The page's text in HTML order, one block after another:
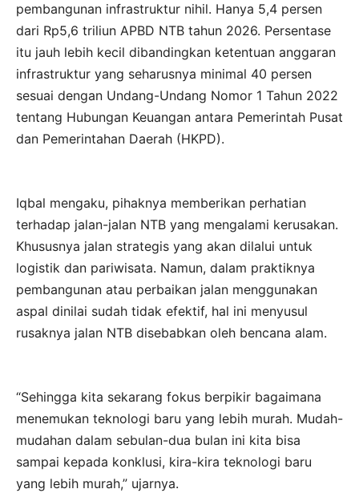
pembangunan infrastruktur nihil. Hanya 5,4 persen
dari Rp5,6 triliun APBD NTB tahun 2026. Persentase
itu jauh lebih kecil dibandingkan ketentuan anggaran
infrastruktur yang seharusnya minimal 40 persen
sesuai dengan Undang-Undang Nomor 1 Tahun 2022
tentang Hubungan Keuangan antara Pemerintah Pusat
dan Pemerintahan Daerah (HKPD).
Iqbal mengaku, pihaknya memberikan perhatian
terhadap jalan-jalan NTB yang mengalami kerusakan.
Khususnya jalan strategis yang akan dilalui untuk
logistik dan pariwisata. Namun, dalam praktiknya
pembangunan atau perbaikan jalan menggunakan
aspal dinilai sudah tidak efektif, hal ini menyusul
rusaknya jalan NTB disebabkan oleh bencana alam.
“Sehingga kita sekarang fokus berpikir bagaimana
menemukan teknologi baru yang lebih murah. Mudah-
mudahan dalam sebulan-dua bulan ini kita bisa
sampai kepada konklusi, kira-kira teknologi baru
yang lebih murah,” ujarnya.